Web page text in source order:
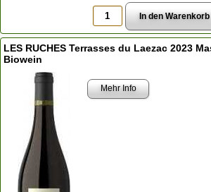
LES RUCHES Terrasses du Laezac 2023
Biowein
Mehr Info